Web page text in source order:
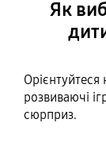
Як
Орієнтуйтеся
розвиваючі
сюрприз.